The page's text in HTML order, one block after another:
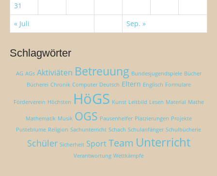
31
« Juli
Sep. »
Schlagwörter
AG AGs Aktiviäten Betreuung Bundesjugendspiele Bücher
Bücherei Chronik Computer Deutsch Eltern Englisch Formulare
Förderverein Höchsten HöGS Kunst Leitbild Lesen Material Mathe
Mathematik Musik OGS Pausenhelfer Platzierungen Projekte
Pusteblume Religion Sachunterricht Schach Schulanfänger Schulbücherie
Schüler Sicherheit Sport Team Unterricht
Verantwortung Wettkämpfe